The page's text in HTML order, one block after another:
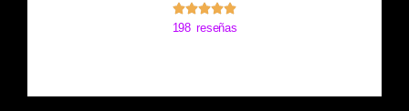
198 reseñas